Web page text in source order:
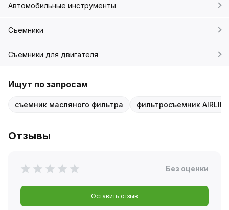
Автомобильные инструменты
Съемники
Съемники для двигателя
Ищут по запросам
съемник масляного фильтра фильтросъемник AIRLINE
Отзывы
Без оценки
Оставить отзыв